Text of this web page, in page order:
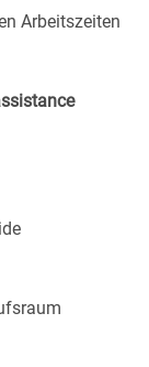
Arbeitszeiten